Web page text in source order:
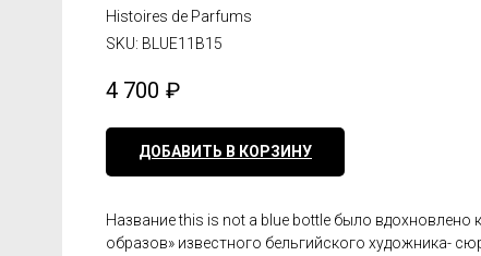
Histoires de Parfums
SKU: BLUE11B15
4 700 ₽
ДОБАВИТЬ В КОРЗИНУ
Название this is not a blue bottle было вдохновлено
образов» известного бельгийского художника-